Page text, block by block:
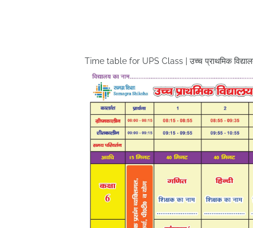
Time table for UPS Class | उच्च प्राथमिक